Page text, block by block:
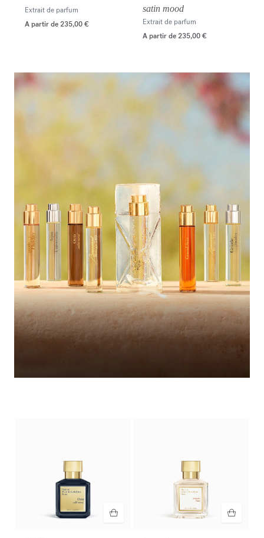
Extrait de parfum
A partir de 235,00 €
satin mood
Extrait de parfum
A partir de 235,00 €
<p><span style="color:#ffffff;">Descubrir la selección</span></p>